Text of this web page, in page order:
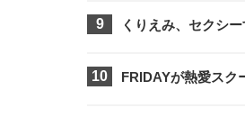
くりえみ、セクシ
FRIDAYが熱愛スク